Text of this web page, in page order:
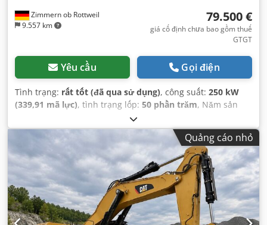
Zimmern ob Rottweil
9.557 km
79.500 €
giá cố định chưa bao gồm thuế
GTGT
Yêu cầu Gọi điện
Tình trạng: rất tốt (đã qua sử dụng), công suất: 250 kW
(339,91 mã lực), tình trạng lốp: 50 phần trăm, Năm sản
11.876 h
không khí,
Quảng cáo nhỏ